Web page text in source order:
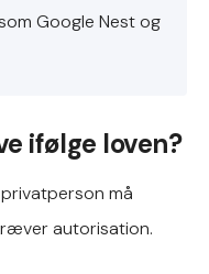
Google Nest og
ifølge loven?
må
autorisation.